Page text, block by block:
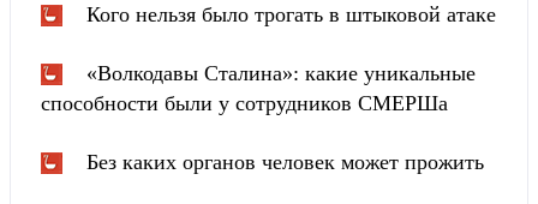
Кого нельзя было трогать в штыковой атаке
«Волкодавы Сталина»: какие уникальные
способности были у сотрудников СМЕРШа
Без каких органов человек может прожить